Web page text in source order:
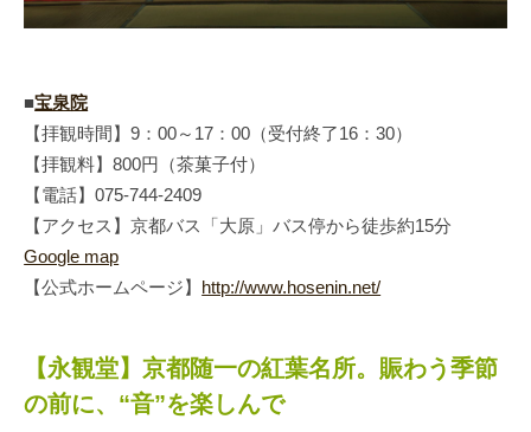
■宝泉院
【拝観時間】9：00～17：00（受付終了16：30）
【拝観料】800円（茶菓子付）
【電話】075-744-2409
【アクセス】京都バス「大原」バス停から徒歩約15分
Google map
【公式ホームページ】
http://www.hosenin.net/
【永観堂】京都随一の紅葉名所。賑わう季節
の前に、“音”を楽しんで